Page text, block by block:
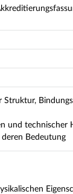
Struktur,
und technischer
Bedeutung